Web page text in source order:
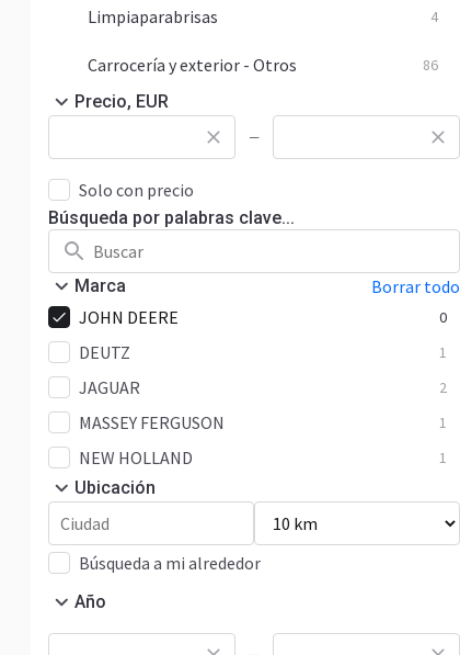
Limpiaparabrisas 4
Carrocería y exterior - Otros 86
Precio, EUR
—
Solo con precio
Búsqueda por palabras clave...
Marca
Borrar todo
JOHN DEERE
0
DEUTZ 1
JAGUAR 2
MASSEY FERGUSON 1
NEW HOLLAND 1
Ubicación
Búsqueda a mi alrededor
Año